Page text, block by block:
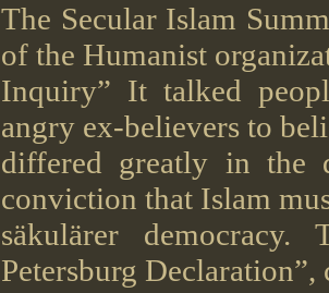
The Secular Islam
of the Humanist
Inquiry” It talked
angry ex-believers to
differed greatly in the
conviction that Islam
säkulärer
Petersburg